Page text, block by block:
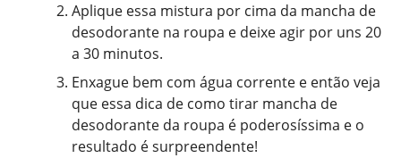
Aplique essa mistura por cima da mancha de
desodorante na roupa e deixe agir por uns 20
a 30 minutos.
Enxague bem com água corrente e então veja
que essa dica de como tirar mancha de
desodorante da roupa é poderosíssima e o
resultado é surpreendente!